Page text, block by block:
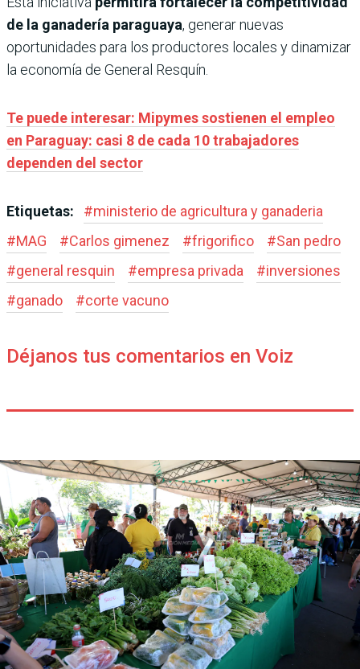
de la ganadería paraguaya, generar nuevas
oportunidades para los productores locales y dinamizar
la economía de General Resquín.
Te puede interesar: Mipymes sostienen el empleo
en Paraguay: casi 8 de cada 10 trabajadores
dependen del sector
Etiquetas: #ministerio de agricultura y ganaderia
#MAG #Carlos gimenez #frigorifico #San pedro
#general resquin #empresa privada #inversiones
#ganado #corte vacuno
Déjanos tus comentarios en Voiz